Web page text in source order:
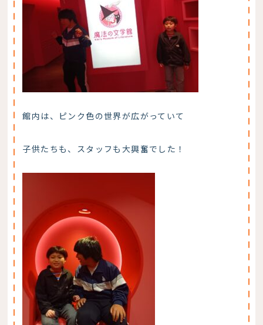
館内は、ピンク色の世界が広がっていて
子供たちも、スタッフも大興奮でした！